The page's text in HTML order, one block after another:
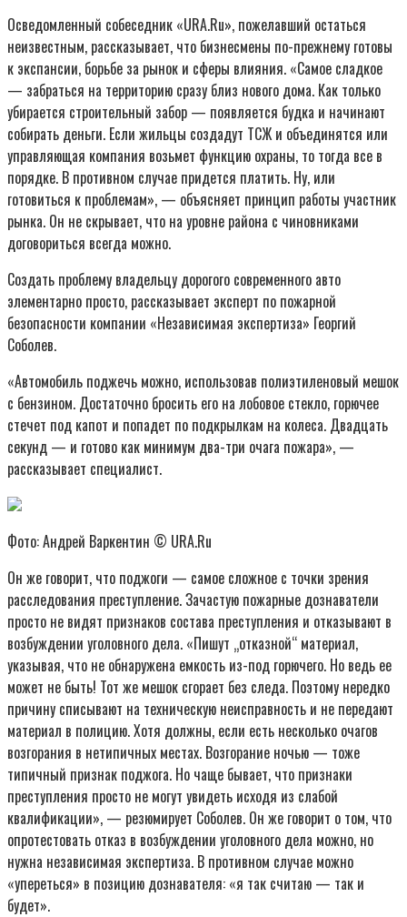
Осведомленный собеседник «URA.Ru», пожелавший остаться
неизвестным, рассказывает, что бизнесмены по-прежнему готовы
к экспансии, борьбе за рынок и сферы влияния. «Самое сладкое
— забраться на территорию сразу близ нового дома. Как только
убирается строительный забор — появляется будка и начинают
собирать деньги. Если жильцы создадут ТСЖ и объединятся или
управляющая компания возьмет функцию охраны, то тогда все в
порядке. В противном случае придется платить. Ну, или
готовиться к проблемам», — объясняет принцип работы участник
рынка. Он не скрывает, что на уровне района с чиновниками
договориться всегда можно.
Создать проблему владельцу дорогого современного авто
элементарно просто, рассказывает эксперт по пожарной
безопасности компании «Независимая экспертиза» Георгий
Соболев.
«Автомобиль поджечь можно, использовав полиэтиленовый мешок
с бензином. Достаточно бросить его на лобовое стекло, горючее
стечет под капот и попадет по подкрылкам на колеса. Двадцать
секунд — и готово как минимум два-три очага пожара», —
рассказывает специалист.
Фото: Андрей Варкентин © URA.Ru
Он же говорит, что поджоги — самое сложное с точки зрения
расследования преступление. Зачастую пожарные дознаватели
просто не видят признаков состава преступления и отказывают в
возбуждении уголовного дела. «Пишут „отказной“ материал,
указывая, что не обнаружена емкость из-под горючего. Но ведь ее
может не быть! Тот же мешок сгорает без следа. Поэтому нередко
причину списывают на техническую неисправность и не передают
материал в полицию. Хотя должны, если есть несколько очагов
возгорания в нетипичных местах. Возгорание ночью — тоже
типичный признак поджога. Но чаще бывает, что признаки
преступления просто не могут увидеть исходя из слабой
квалификации», — резюмирует Соболев. Он же говорит о том, что
опротестовать отказ в возбуждении уголовного дела можно, но
нужна независимая экспертиза. В противном случае можно
«упереться» в позицию дознавателя: «я так считаю — так и
будет».